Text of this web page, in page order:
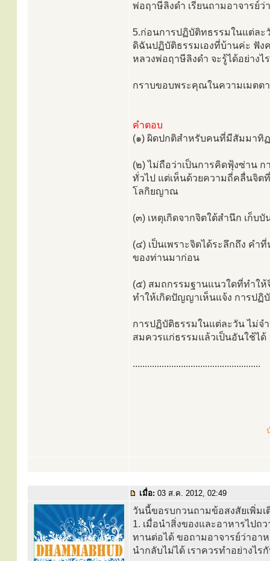
พ่อฤาษีลิงดำ เรียนถามอาจารย์ว่
5.ก่อนการปฏิบัติทธรรมในแต่ละ
ดิฉันปฏิบัติธรรมเองที่บ้านค่ะ ฟัง
หลวงพ่อฤาษีลิงดำ จะรู้ได้อย่าง
กราบขอบพระคุณในความเมตต
คำตอบ
(๑) ผิดปกติสำหรับคนที่มีสัมมาทิ
(๒) ไม่ถือว่าเป็นการคิดฟุ้งซ่าน
ทั่วไป แต่เห็นด้วยความถี่คลื่นจิต
โลกิยญาณ
(๓) เหตุเกิดจากจิตใต้สำนึก เก็บ
(๔) เป็นเพราะจิตได้ระลึกถึง ค
ของท่านมาก่อน
(๕) สมถกรรมฐานแนวใดที่ทำใ
ทำให้เกิดปัญญาเห็นแจ้ง การปฏิ
การปฏิบัติธรรมในแต่ละวัน ไม่จ
สมควรแก่ธรรมแล้วเป็นอันใช้ได้
.....................................................
เมื่อ: 03 ส.ค. 2012, 02:49
วันนี้ขอรบกวนถามข้อสงสัยเพิ่มเ
1. เมื่อนำสิ่งของและอาหารไป
ทานต่อได้ ขอถามอาจารย์ว่าอา
นำกลับไม่ได้ เราควรทำอย่างไร